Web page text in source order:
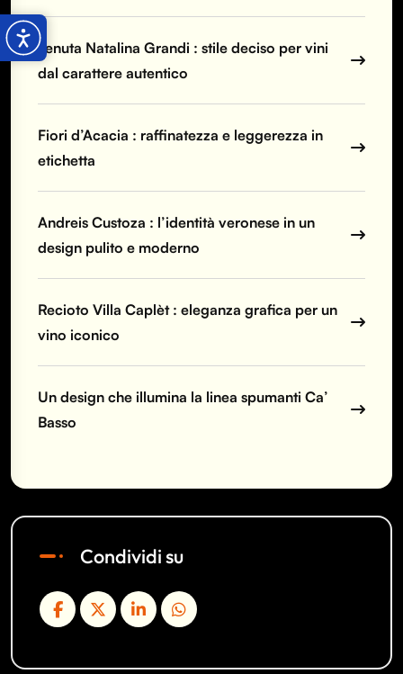
Tenuta Natalina Grandi : stile deciso per vini
dal carattere autentico
Fiori d’Acacia : raffinatezza e leggerezza in
etichetta
Andreis Custoza : l’identità veronese in un
design pulito e moderno
Recioto Villa Caplèt : eleganza grafica per un
vino iconico
Un design che illumina la linea spumanti Ca’
Basso
Condividi su